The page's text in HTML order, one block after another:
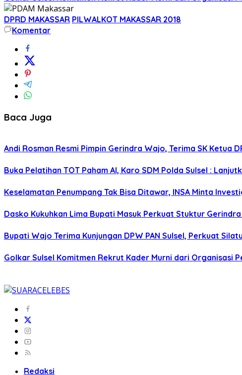
DPRD MAKASSAR PILWALKOT MAKASSAR 2018
Komentar
Baca Juga
Andi Rosman Resmi Pimpin Gerindra Wajo, Terima SK Ketua
Buka Pelatihan TOT Paham AI, Karo SDM Polda Sulsel :
Keselamatan Penumpang Tak Bisa Ditawar, INSA Minta
Dasko Kukuhkan Lima Bupati Masuk Perkuat Stuktur
Bupati Wajo Terima Kunjungan DPW PAN Sulsel, Perkuat
Golkar Sulsel Komitmen Rekrut Kader Murni dari Organisasi
Redaksi